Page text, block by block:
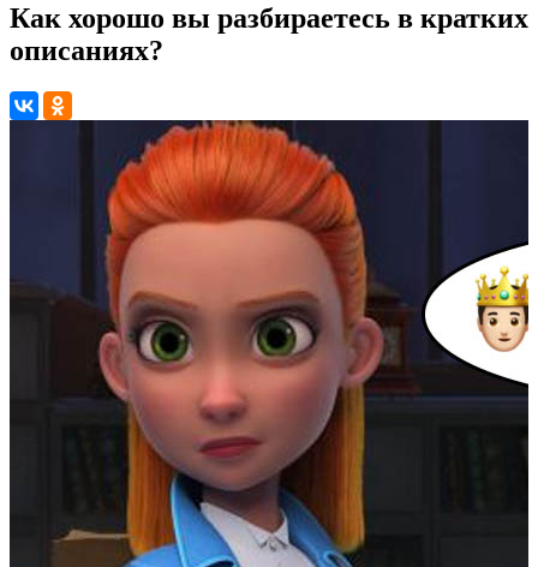
Как хорошо вы разбираетесь в кратких
описаниях?